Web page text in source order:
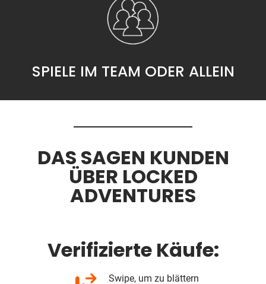
SPIELE IM TEAM ODER ALLEIN
DAS SAGEN KUNDEN
ÜBER LOCKED
ADVENTURES
Verifizierte Käufe:
Swipe, um zu blättern